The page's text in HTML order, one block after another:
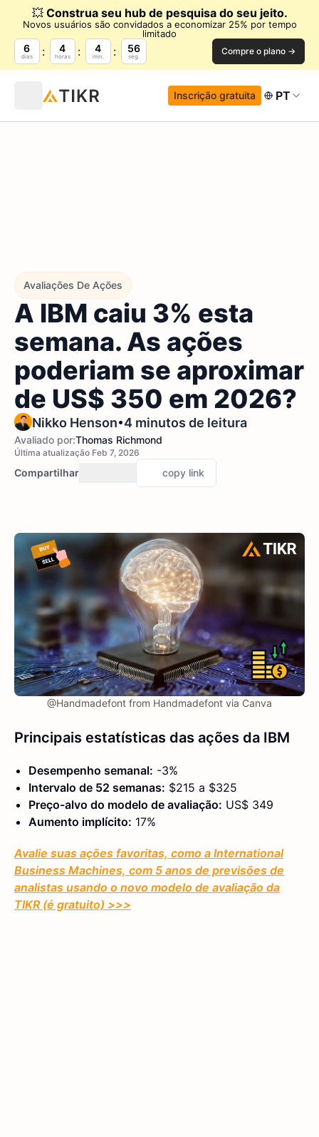
💥 Construa seu hub de pesquisa do seu jeito.
Novos usuários são convidados a economizar 25% por tempo
limitado
6
dias
4
horas
4
min.
55
seg. Compre o plano →
Inscrição gratuita PT
Avaliações De Ações
A IBM caiu 3% esta
semana. As ações
poderiam se aproximar
de US$ 350 em 2026?
Nikko Henson•4 minutos de leitura
Avaliado por:Thomas Richmond
Última atualização Feb 7, 2026
Compartilhar copy link
@Handmadefont from Handmadefont via Canva
Principais estatísticas das ações da IBM
Desempenho semanal: -3%
Intervalo de 52 semanas: $215 a $325
Preço-alvo do modelo de avaliação: US$ 349
Aumento implícito: 17%
Avalie suas ações favoritas, como a International
Business Machines, com 5 anos de previsões de
analistas usando o novo modelo de avaliação da
TIKR (é gratuito) >>>